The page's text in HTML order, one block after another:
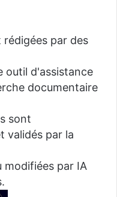
par des
outil d'assistance
documentaire
sont
validés par la
modifiées par IA